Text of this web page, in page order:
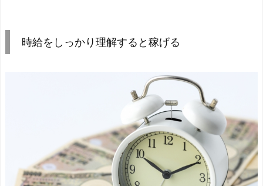
時給をしっかり理解すると稼げる